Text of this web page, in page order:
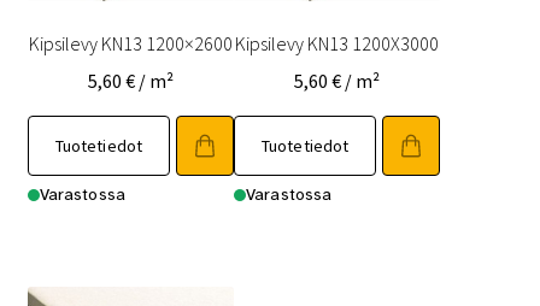
Kipsilevy KN13 1200×2600
5,60 € / m²
Tuotetiedot
Varastossa
Kipsilevy KN13 1200X3000
5,60€ / m²
Tuotetiedot
Varastossa